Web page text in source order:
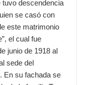
tuvo descendencia
se casó con
este matrimonio
el cual fue
junio de 1918 al
sede del
En su fachada se